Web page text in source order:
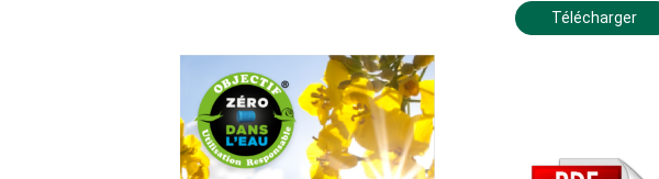
Télécharger